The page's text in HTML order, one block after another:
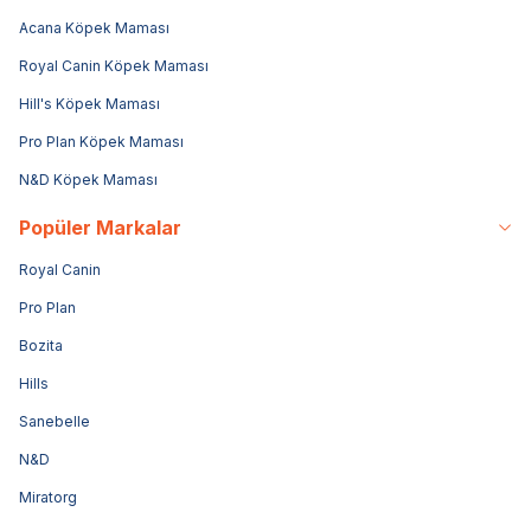
Acana Köpek Maması
Royal Canin Köpek Maması
Hill's Köpek Maması
Pro Plan Köpek Maması
N&D Köpek Maması
Popüler Markalar
Royal Canin
Pro Plan
Bozita
Hills
Sanebelle
N&D
Miratorg